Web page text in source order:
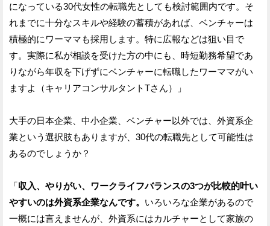
になっている30代女性の転職先としても検討範囲内です。そ
れまでに十分なスキルや経験の蓄積があれば、ベンチャーは
積極的にワーママも採用します。特に広報などは狙い目で
す。実際に私が相談を受けた方の中にも、時短勤務希望であ
りながら年収を下げずにベンチャーに転職したワーママがい
ますよ（キャリアコンサルタントTさん）」
大手の日本企業、中小企業、ベンチャー以外では、外資系企
業という選択肢もありますが、30代の転職先として可能性は
あるのでしょうか？
「収入、やりがい、ワークライフバランスの3つが比較的叶い
やすいのは外資系企業なんです。 いろいろな企業があるので
一概には言えませんが、外資系にはカルチャーとして家族の